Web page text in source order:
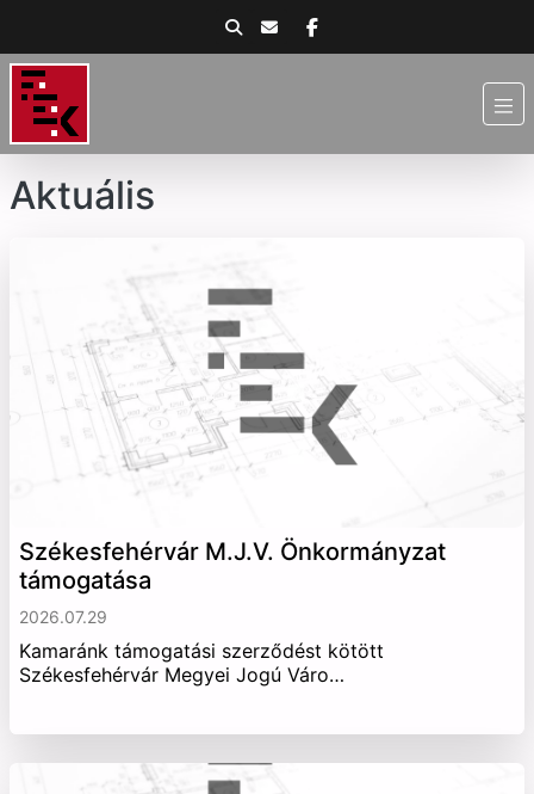
Aktuális
Székesfehérvár M.J.V. Önkormányzat
támogatása
2026.07.29
Kamaránk támogatási szerződést kötött
Székesfehérvár Megyei Jogú Váro…